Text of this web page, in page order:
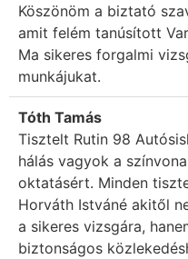
Köszönöm a biztató
amit felém tanúsított
Ma sikeres forgalmi
munkájukat.
Tóth Tamás
Tisztelt Rutin 98
hálás vagyok a
oktatásért. Minden
Horváth Istváné akitől
a sikeres vizsgára,
biztonságos